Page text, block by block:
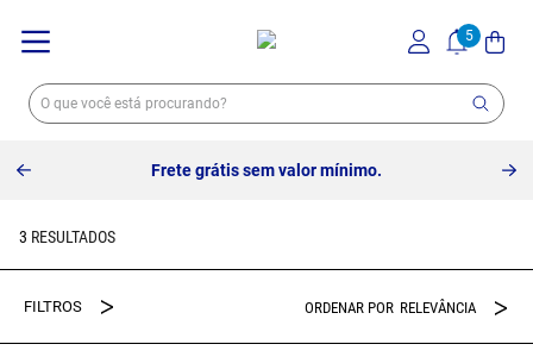
Frete grátis sem valor mínimo.
3
RELEVÂNCIA